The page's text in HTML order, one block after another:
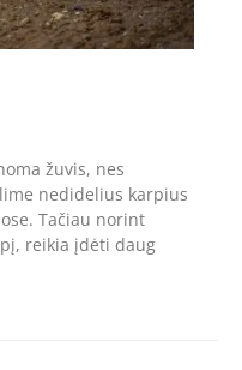
žuvis, nes
nedidelius karpius
Tačiau norint
reikia įdėti daug